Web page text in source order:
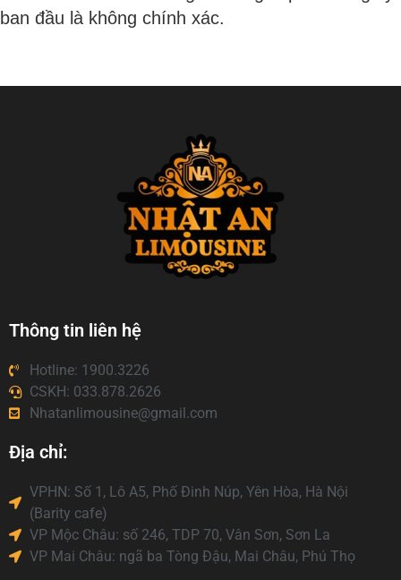
ban đầu là không chính xác.
Thông tin liên hệ
Hotline: 1900.3226
CSKH: 033.878.2626
Nhatanlimousine@gmail.com
Địa chỉ:
VPHN: Số 1, Lô A5, Phố Đinh Núp, Yên Hòa, Hà Nội
(Barity cafe)
VP Mộc Châu: số 246, TDP 70, Vân Sơn, Sơn La
VP Mai Châu: ngã ba Tòng Đậu, Mai Châu, Phú Thọ